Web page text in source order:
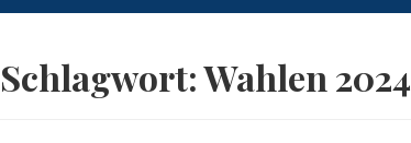
Schlagwort:Wahlen 2024